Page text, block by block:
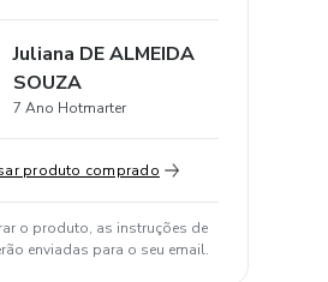
Juliana DE ALMEIDA
SOUZA
7 Ano Hotmarter
produto comprado
o produto, as instruções de
enviadas para o seu email.